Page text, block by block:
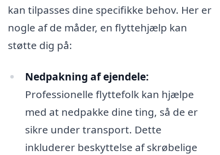
kan tilpasses dine specifikke behov. Her er
nogle af de måder, en flyttehjælp kan
støtte dig på:
Nedpakning af ejendele:
Professionelle flyttefolk kan hjælpe
med at nedpakke dine ting, så de er
sikre under transport. Dette
inkluderer beskyttelse af skrøbelige